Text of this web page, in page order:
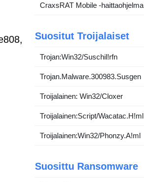
CraxsRAT Mobile -haittaohjelma
Suositut Troijalaiset
Trojan:Win32/Suschil!rfn
Trojan.Malware.300983.Susgen
Troijalainen: Win32/Cloxer
Troijalainen:Script/Wacatac.H!ml
Troijalainen:Win32/Phonzy.A!ml
Suosittu Ransomware